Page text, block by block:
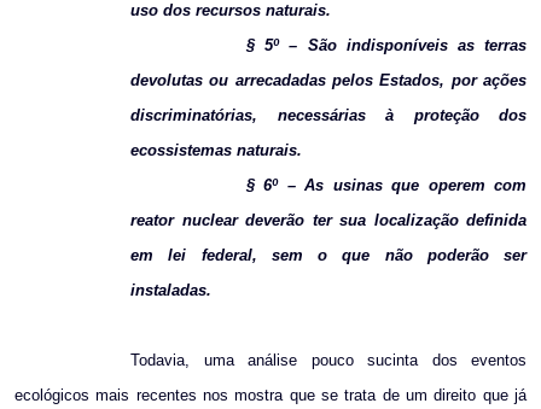
uso dos recursos naturais.
§ 5º – São indisponíveis as terras
devolutas ou arrecadadas pelos Estados, por ações
discriminatórias, necessárias à proteção dos
ecossistemas naturais.
§ 6º – As usinas que operem com
reator nuclear deverão ter sua localização definida
em lei federal, sem o que não poderão ser
instaladas.
Todavia, uma análise pouco sucinta dos eventos
ecológicos mais recentes nos mostra que se trata de um direito que já